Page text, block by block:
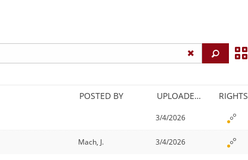
Find
POSTED BY UPLOADED/CREATED RIGHTS
3/4/2026
Mach, J. 3/4/2026